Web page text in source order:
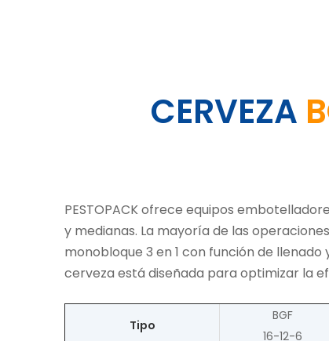
CERVEZA
PESTOPACK ofrece equipos
y medianas. La mayoría de las
monobloque 3 en 1 con función de
cerveza está diseñada para optimizar la
Tipo
BGF
16-12-6